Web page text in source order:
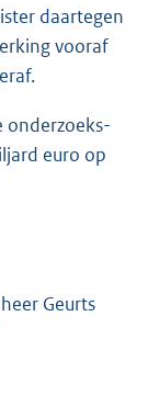
daartegen
vooraf
onderzoeks-
euro op
Geurts